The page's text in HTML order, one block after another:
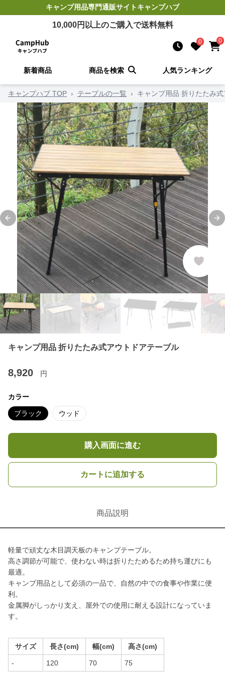
キャンプ用品専門通販サイトキャンプハブ
10,000円以上のご購入で送料無料
0 0
新着商品 商品を検索 人気ランキング
キャンプハブ TOP › テーブルの一覧 › キャンプ用品 折りたたみ
Previous slide
キャンプ用品 折りたたみ式アウトドアテーブル
8,920 円
カラー
ブラック ウッド
購入画面に進む
カートに追加する
商品説明
軽量で頑丈な木目調天板のキャンプテーブル。
高さ調節が可能で、使わない時は折りたためるため持ち運びにも
最適。
キャンプ用品として必須の一品で、自然の中での食事や作業に便
利。
金属脚がしっかり支え、屋外での使用に耐える設計になっていま
す。
サイズ 長さ(cm) 幅(cm) 高さ(cm)
- 120 70 75